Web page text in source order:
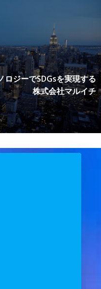
ロジーでSDGsを実現する
株式会社マルイチ